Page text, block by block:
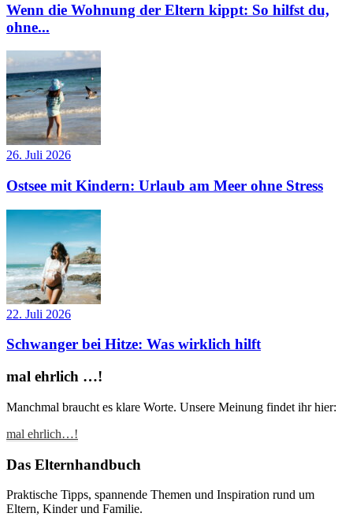
Wenn die Wohnung der Eltern kippt: So hilfst du,
ohne...
26. Juli 2026
Ostsee mit Kindern: Urlaub am Meer ohne Stress
22. Juli 2026
Schwanger bei Hitze: Was wirklich hilft
mal ehrlich …!
Manchmal braucht es klare Worte. Unsere Meinung findet ihr hier:
mal ehrlich…!
Das Elternhandbuch
Praktische Tipps, spannende Themen und Inspiration rund um
Eltern, Kinder und Familie.